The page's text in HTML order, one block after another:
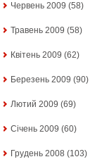
Червень 2009 (58)
Травень 2009 (58)
Квітень 2009 (62)
Березень 2009 (90)
Лютий 2009 (69)
Січень 2009 (60)
Грудень 2008 (103)